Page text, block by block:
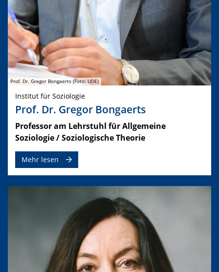
Prof. Dr. Gregor Bongaerts (Foto: UDE)
Institut für Soziologie
Prof. Dr. Gregor Bongaerts
​Professor am ​​Lehrstuhl für Allgemeine
Soziologie / Soziologische Theorie
Mehr lesen